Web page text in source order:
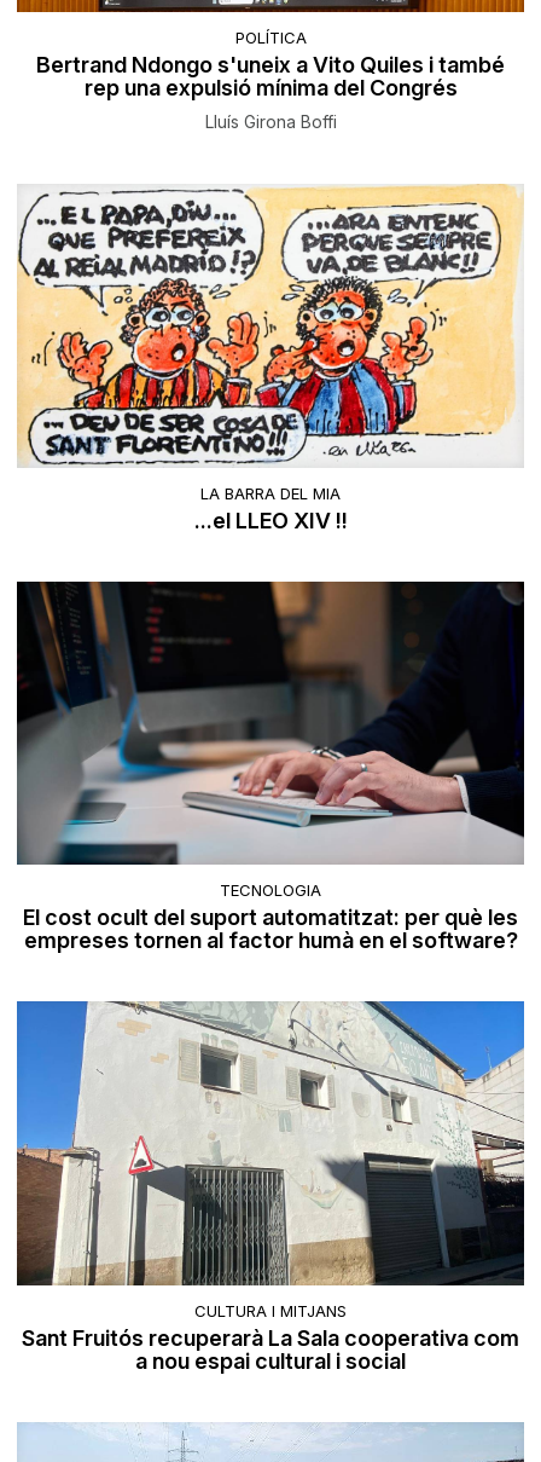
POLÍTICA
Bertrand Ndongo s'uneix a Vito Quiles i també
rep una expulsió mínima del Congrés
Lluís Girona Boffi
LA BARRA DEL MIA
...el LLEO XIV !!
TECNOLOGIA
El cost ocult del suport automatitzat: per què les
empreses tornen al factor humà en el software?
CULTURA I MITJANS
Sant Fruitós recuperarà La Sala cooperativa com
a nou espai cultural i social